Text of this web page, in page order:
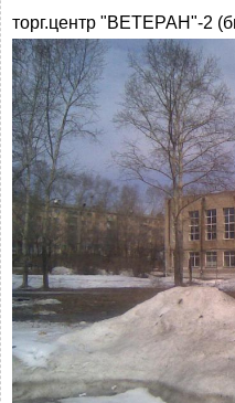
торг.центр "ВЕТЕРАН"-2